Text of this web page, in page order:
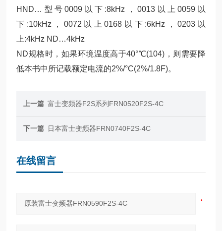
HND…型号0009以下:8kHz，0013以上0059以
下:10kHz，0072以上0168以下:6kHz，0203以
上:4kHz ND…4kHz
ND规格时，如果环境温度高于40°℃(104)，则需要降
低本书中所记载额定电流的2%/°C(2%/1.8F)。
上一篇 富士变频器F2S系列FRN0520F2S-4C
下一篇 日本富士变频器FRN0740F2S-4C
在线留言